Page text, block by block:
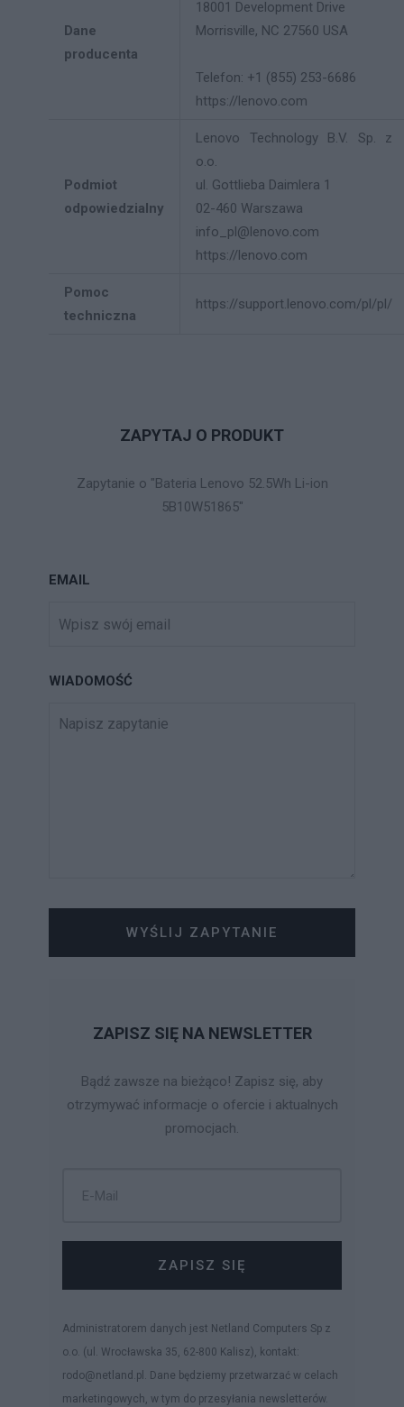
Dane
producenta
18001 Development Drive
Morrisville, NC 27560 USA
Telefon: +1 (855) 253-6686
https://lenovo.com
Podmiot
odpowiedzialny
Lenovo Technology B.V. Sp. z
o.o.
ul. Gottlieba Daimlera 1
02-460 Warszawa
info_pl@lenovo.com
https://lenovo.com
Pomoc
techniczna
https://support.lenovo.com/pl/pl/
ZAPYTAJ O PRODUKT
Zapytanie o "Bateria Lenovo 52.5Wh Li-ion
5B10W51865"
EMAIL
WIADOMOŚĆ
WYŚLIJ ZAPYTANIE
ZAPISZ SIĘ NA NEWSLETTER
Bądź zawsze na bieżąco! Zapisz się, aby
otrzymywać informacje o ofercie i aktualnych
promocjach.
ZAPISZ SIĘ
Administratorem danych jest Netland Computers Sp z
o.o. (ul. Wrocławska 35, 62-800 Kalisz), kontakt:
rodo@netland.pl. Dane będziemy przetwarzać w celach
marketingowych, w tym do przesyłania newsletterów.